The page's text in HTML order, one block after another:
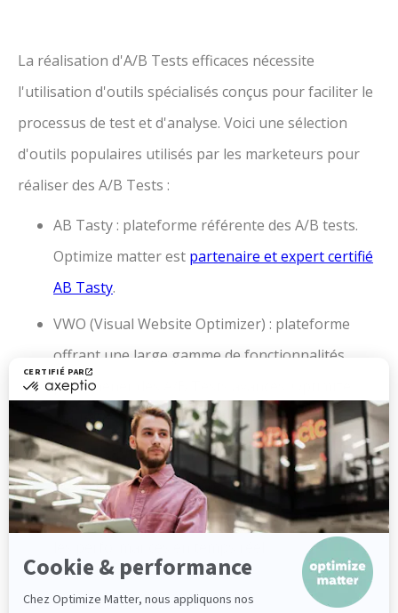
La réalisation d'A/B Tests efficaces nécessite
l'utilisation d'outils spécialisés conçus pour faciliter le
processus de test et d'analyse. Voici une sélection
d'outils populaires utilisés par les marketeurs pour
réaliser des A/B Tests :
AB Tasty : plateforme référente des A/B tests.
Optimize matter est partenaire et expert certifié
AB Tasty.
VWO (Visual Website Optimizer) : plateforme
offrant une large gamme de fonctionnalités
pour mener des A/B Tests avancés. Optimize
matter est partenaire et expert certifié VWO.
Google Optimize : Un outil gratuit proposé par
Google qui permet de créer et de tester
différentes variantes de pages web et d'analyser